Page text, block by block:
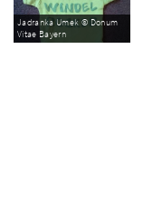
Jadranka Umek © Donum
Vitae Bayern